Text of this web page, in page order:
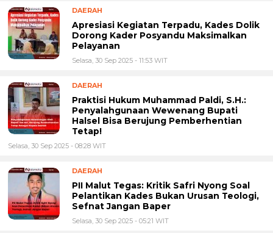
DAERAH
Apresiasi Kegiatan Terpadu, Kades Dolik
Dorong Kader Posyandu Maksimalkan
Pelayanan
Selasa, 30 Sep 2025 - 11:53 WIT
DAERAH
Praktisi Hukum Muhammad Paldi, S.H.:
Penyalahgunaan Wewenang Bupati
Halsel Bisa Berujung Pemberhentian
Tetap!
Selasa, 30 Sep 2025 - 08:28 WIT
DAERAH
PII Malut Tegas: Kritik Safri Nyong Soal
Pelantikan Kades Bukan Urusan Teologi,
Sefnat Jangan Baper
Selasa, 30 Sep 2025 - 05:21 WIT